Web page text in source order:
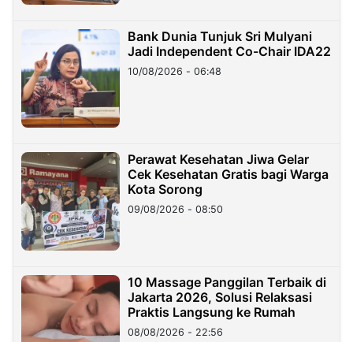
Bank Dunia Tunjuk Sri Mulyani
Jadi Independent Co-Chair IDA22
10/08/2026 - 06:48
Perawat Kesehatan Jiwa Gelar
Cek Kesehatan Gratis bagi Warga
Kota Sorong
09/08/2026 - 08:50
10 Massage Panggilan Terbaik di
Jakarta 2026, Solusi Relaksasi
Praktis Langsung ke Rumah
08/08/2026 - 22:56